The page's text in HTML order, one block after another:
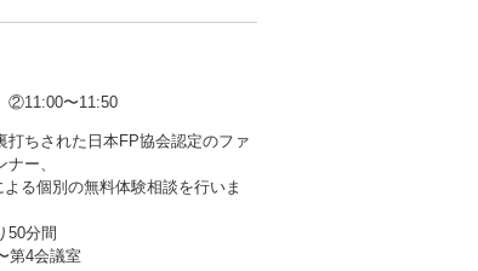
②11:00〜11:50
打ちされた日本FP協会認定のファ
ー、
る個別の無料体験相談を行いま
50分間
4会議室